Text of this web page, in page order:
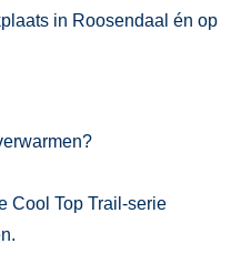
in Roosendaal én op
Cool Top Trail-serie